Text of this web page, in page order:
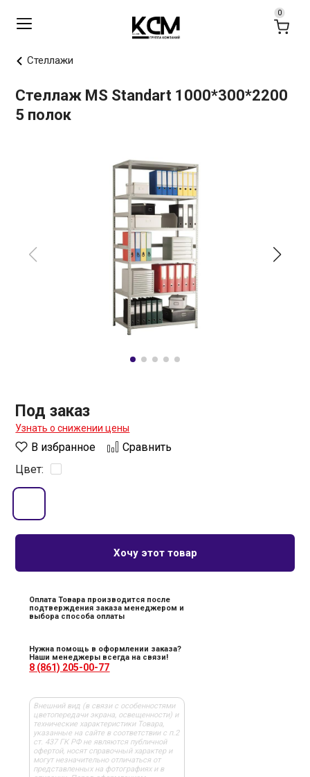
Стеллажи
Стеллаж MS Standart 1000*300*2200
5 полок
Под заказ
Узнать о снижении цены
В избранное
Сравнить
Цвет:
Хочу этот товар
Оплата Товара производится после
подтверждения заказа менеджером и
выбора способа оплаты
Нужна помощь в оформлении заказа?
Наши менеджеры всегда на связи!
8 (861) 205-00-77
Внешний вид (в связи с особенностями
цветопередачи экрана, освещенности) и
технические характеристики Товара,
указанные на сайте в соответствии с п.2
ст. 437 ГК РФ не являются публичной
офертой, носят справочный характер и
могут незначительно отличаться от
представленных на фотографиях и в